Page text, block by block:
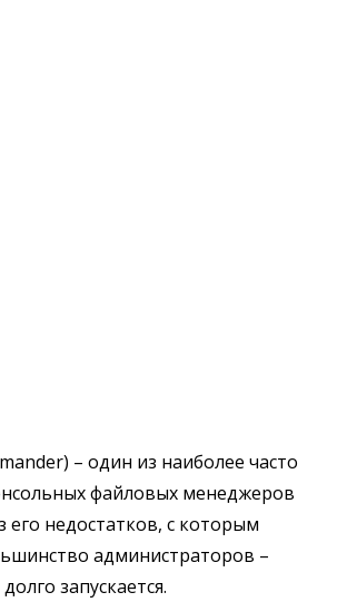
– один из наиболее часто
файловых менеджеров
его недостатков, с которым
администраторов –
запускается.